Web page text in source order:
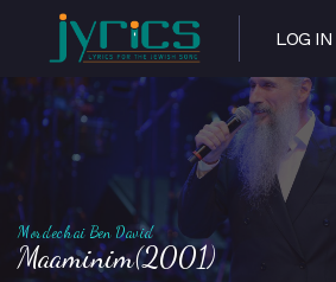
LOG IN
Mordechai Ben David
Maaminim(2001)